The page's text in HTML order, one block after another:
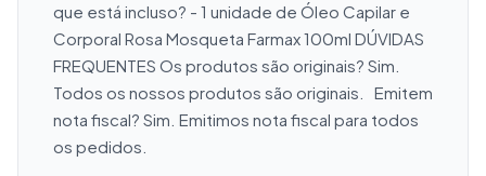
que está incluso? - 1 unidade de Óleo Capilar e
Corporal Rosa Mosqueta Farmax 100ml DÚVIDAS
FREQUENTES Os produtos são originais? Sim.
Todos os nossos produtos são originais.   Emitem
nota fiscal? Sim. Emitimos nota fiscal para todos
os pedidos.